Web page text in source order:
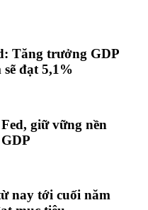
Tăng trưởng GDP
đạt 5,1%
giữ vững nền
nay tới cuối năm